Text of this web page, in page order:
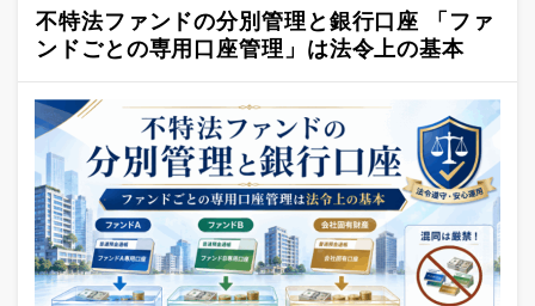
不特法ファンドの分別管理と銀行口座 「ファ
ンドごとの専用口座管理」は法令上の基本